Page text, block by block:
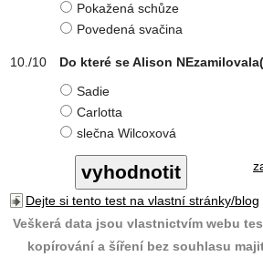
Pokažená schůze
Povedená svačina
Do které se Alison
Sadie
Carlotta
slečna Wilcoxová
Dejte si tento test na vlastní stránky/blog
Veškerá data jsou vlastnictvím webu
kopírování a šíření bez souhlasu